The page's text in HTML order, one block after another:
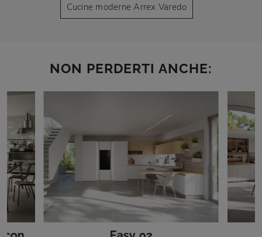
Cucine moderne Arrex Varedo
NON PERDERTI ANCHE: